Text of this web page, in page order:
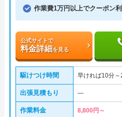
作業費1万円以上でクーポン
公式サイトで
料金詳細を見る
駆けつけ時間 早ければ10分～
出張見積もり ―
作業料金 8,800円～